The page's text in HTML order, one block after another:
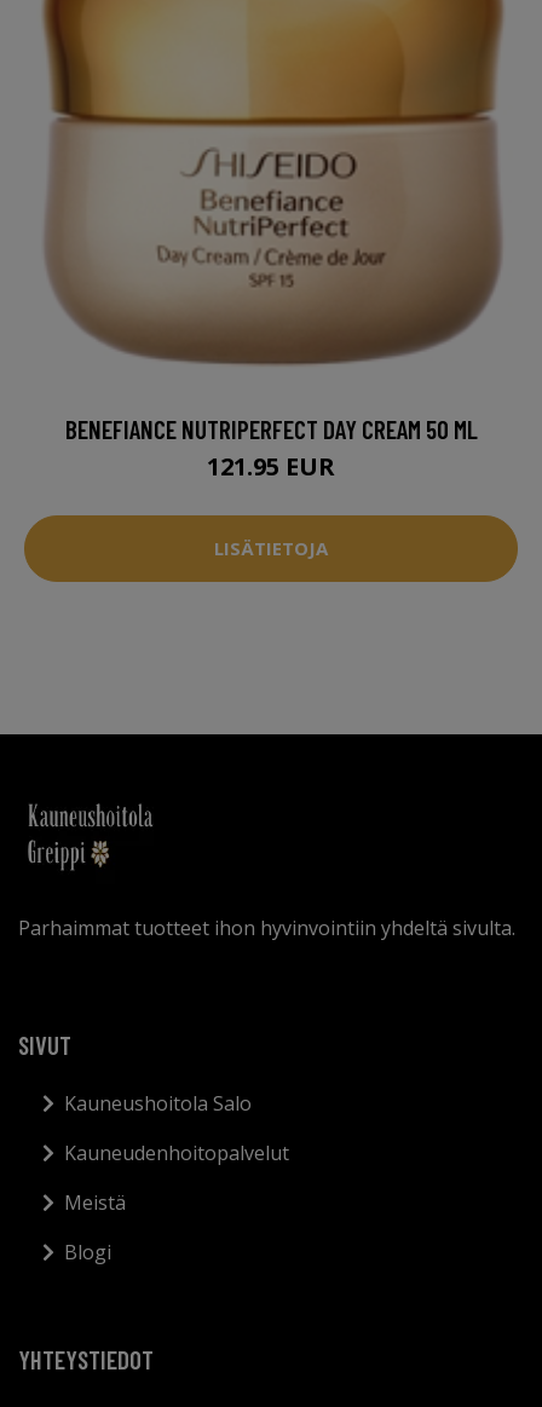
BENEFIANCE NUTRIPERFECT DAY CREAM 50 ML
121.95 EUR
LISÄTIETOJA
Parhaimmat tuotteet ihon hyvinvointiin yhdeltä sivulta.
SIVUT
Kauneushoitola Salo
Kauneudenhoitopalvelut
Meistä
Blogi
YHTEYSTIEDOT